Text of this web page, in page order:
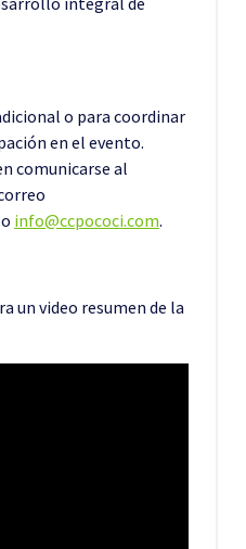
o para coordinar
en el evento.
comunicarse al
o info@ccpococi.com.
un video resumen de la